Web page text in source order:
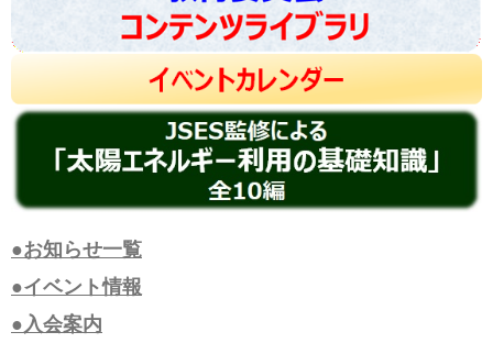
●お知らせ一覧
●イベント情報
●入会案内